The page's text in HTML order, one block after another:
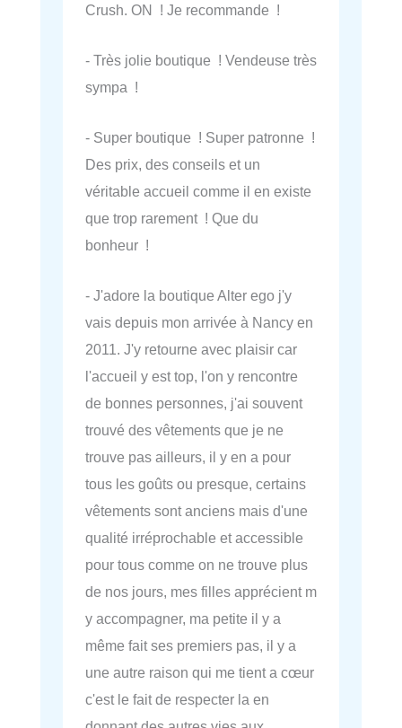
Crush. ON ! Je recommande !
- Très jolie boutique ! Vendeuse très
sympa !
- Super boutique ! Super patronne !
Des prix, des conseils et un
véritable accueil comme il en existe
que trop rarement ! Que du
bonheur !
- J'adore la boutique Alter ego j'y
vais depuis mon arrivée à Nancy en
2011. J'y retourne avec plaisir car
l'accueil y est top, l'on y rencontre
de bonnes personnes, j'ai souvent
trouvé des vêtements que je ne
trouve pas ailleurs, il y en a pour
tous les goûts ou presque, certains
vêtements sont anciens mais d'une
qualité irréprochable et accessible
pour tous comme on ne trouve plus
de nos jours, mes filles apprécient m
y accompagner, ma petite il y a
même fait ses premiers pas, il y a
une autre raison qui me tient a cœur
c'est le fait de respecter la en